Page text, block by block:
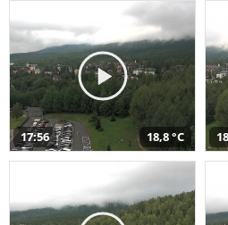
17:56 18,8 °C